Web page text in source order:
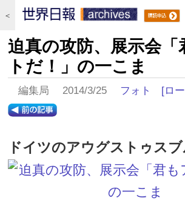
＜
迫真の攻防、展示会「
トだ！」の一こま
編集局 2014/3/25 フォト [ロ
ドイツのアウグストゥス